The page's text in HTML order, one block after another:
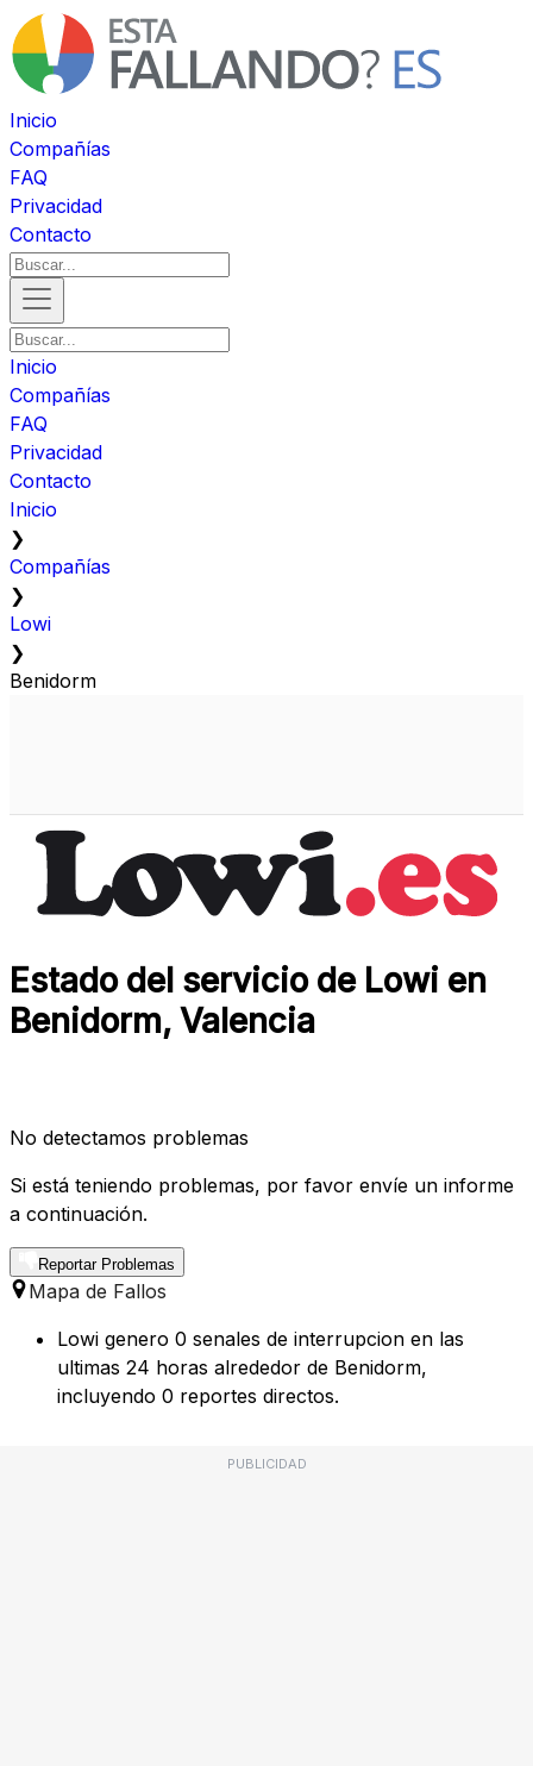
Inicio
Compañías
FAQ
Privacidad
Contacto
Inicio
Compañías
FAQ
Privacidad
Contacto
Inicio
❯
Compañías
❯
Lowi
❯
Benidorm
Estado del servicio de Lowi en
Benidorm, Valencia
No detectamos problemas
Si está teniendo problemas, por favor envíe un informe
a continuación.
Reportar Problemas
Mapa de Fallos
Lowi genero 0 senales de interrupcion en las
ultimas 24 horas alrededor de Benidorm,
incluyendo 0 reportes directos.
PUBLICIDAD